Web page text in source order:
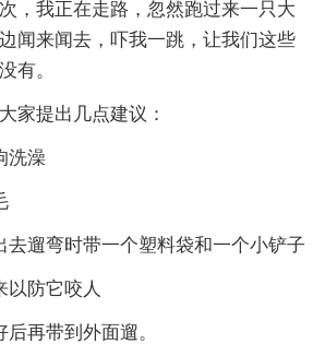
，我正在走路，忽然跑过来一只大
闻来闻去，吓我一跳，让我们这些
有。
家提出几点建议：
洗澡
去遛弯时带一个塑料袋和一个小铲子
以防它咬人
再带到外面遛。